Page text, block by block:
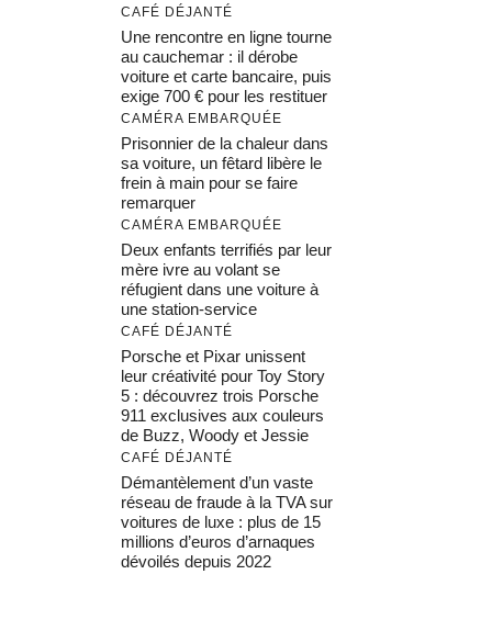
CAFÉ DÉJANTÉ
Une rencontre en ligne tourne
au cauchemar : il dérobe
voiture et carte bancaire, puis
exige 700 € pour les restituer
CAMÉRA EMBARQUÉE
Prisonnier de la chaleur dans
sa voiture, un fêtard libère le
frein à main pour se faire
remarquer
CAMÉRA EMBARQUÉE
Deux enfants terrifiés par leur
mère ivre au volant se
réfugient dans une voiture à
une station-service
CAFÉ DÉJANTÉ
Porsche et Pixar unissent
leur créativité pour Toy Story
5 : découvrez trois Porsche
911 exclusives aux couleurs
de Buzz, Woody et Jessie
CAFÉ DÉJANTÉ
Démantèlement d’un vaste
réseau de fraude à la TVA sur
voitures de luxe : plus de 15
millions d’euros d’arnaques
dévoilés depuis 2022